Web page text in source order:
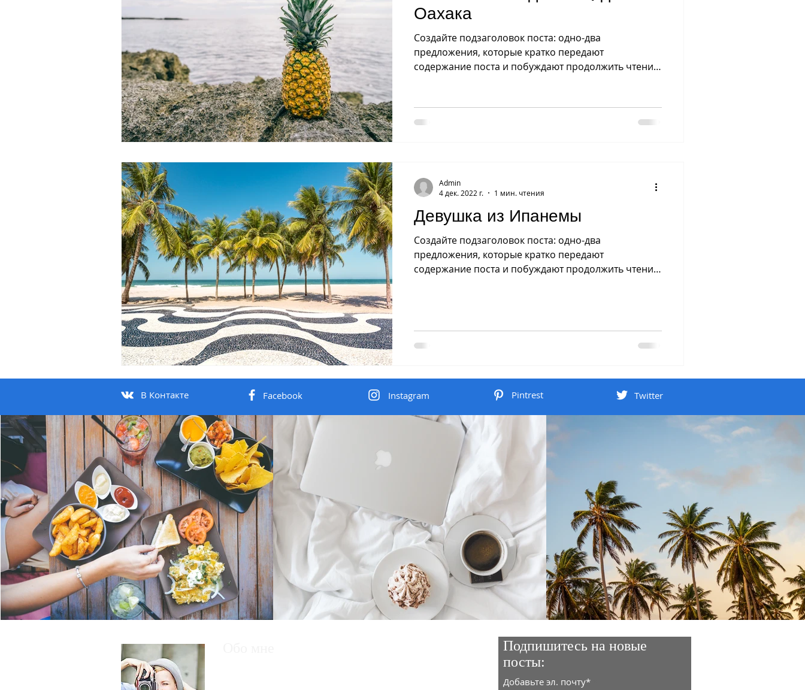
Оахака
Создайте подзаголовок поста: одно-два
предложения, которые кратко передают
содержание поста и побуждают продолжить чтение.
Девушка из Ипанемы
Создайте подзаголовок поста: одно-два
предложения, которые кратко передают
содержание поста и побуждают продолжить чтение.
Admin
4 дек. 2022 г.
1 мин. чтения
В Контакте Facebook Instagram Pintrest Twitter
Подпишитесь на новые
посты:
Добавьте эл. почту*